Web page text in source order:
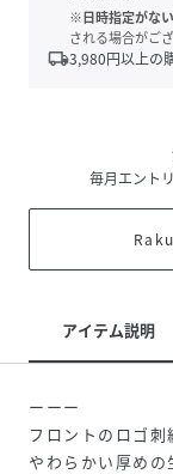
※日時指定がな
される場合がご
local_shipping3,980円以上の
毎月エント
アイテム説明
ーーー
フロントのロゴ刺
やわらかい厚めの